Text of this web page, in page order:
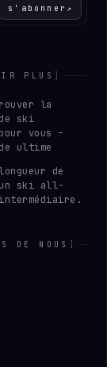
s'abonner ↗
PLUS ]
la
ski
vous –
ultime
de
ski all-
DE NOUS ]